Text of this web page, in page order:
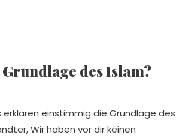
des Islam?
erklären einstimmig die Grundlage des
Wir haben vor dir keinen